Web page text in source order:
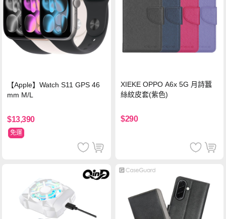
【Apple】Watch S11 GPS 46
mm M/L
$13,390
免運
XIEKE OPPO A6x 5G 月詩蠶
絲紋皮套(紫色)
$290